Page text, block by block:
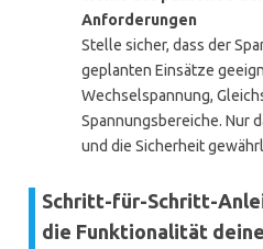
Anforderungen
Stelle sicher, dass der
geplanten Einsätze
Wechselspannung,
Spannungsbereiche. Nur
und die Sicherheit
Schritt-für-Schritt-
die Funktionalität